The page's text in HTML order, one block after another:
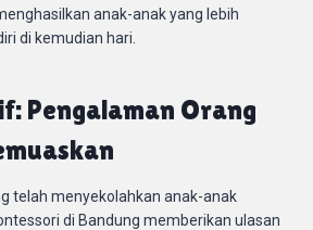
anak-anak yang lebih
di kemudian hari.
Pengalaman Orang
telah menyekolahkan anak-anak
di Bandung memberikan ulasan